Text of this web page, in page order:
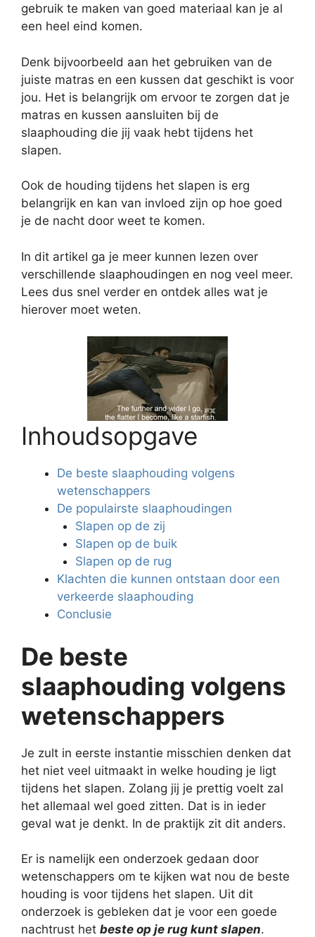
gebruik te maken van goed materiaal kan je al
een heel eind komen.
Denk bijvoorbeeld aan het gebruiken van de
juiste matras en een kussen dat geschikt is voor
jou. Het is belangrijk om ervoor te zorgen dat je
matras en kussen aansluiten bij de
slaaphouding die jij vaak hebt tijdens het
slapen.
Ook de houding tijdens het slapen is erg
belangrijk en kan van invloed zijn op hoe goed
je de nacht door weet te komen.
In dit artikel ga je meer kunnen lezen over
verschillende slaaphoudingen en nog veel meer.
Lees dus snel verder en ontdek alles wat je
hierover moet weten.
Inhoudsopgave
De beste slaaphouding volgens
wetenschappers
De populairste slaaphoudingen
Slapen op de zij
Slapen op de buik
Slapen op de rug
Klachten die kunnen ontstaan door een
verkeerde slaaphouding
Conclusie
De beste
slaaphouding volgens
wetenschappers
Je zult in eerste instantie misschien denken dat
het niet veel uitmaakt in welke houding je ligt
tijdens het slapen. Zolang jij je prettig voelt zal
het allemaal wel goed zitten. Dat is in ieder
geval wat je denkt. In de praktijk zit dit anders.
Er is namelijk een onderzoek gedaan door
wetenschappers om te kijken wat nou de beste
houding is voor tijdens het slapen. Uit dit
onderzoek is gebleken dat je voor een goede
nachtrust het beste op je rug kunt slapen.